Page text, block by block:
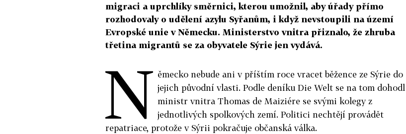
migraci a uprchlíky směrnici, kterou umožnil, aby úřady přímo
rozhodovaly o udělení azylu Syřanům, i když nevstoupili na území
Evropské unie v Německu. Ministerstvo vnitra přiznalo, že zhruba
třetina migrantů se za obyvatele Sýrie jen vydává.
N ěmecko nebude ani v příštím roce vracet běžence ze Sýrie do
jejich původní vlasti. Podle deníku Die Welt se na tom dohodl
ministr vnitra Thomas de Maiziére se svými kolegy z
jednotlivých spolkových zemí. Politici nechtějí provádět
repatriace, protože v Sýrii pokračuje občanská válka.